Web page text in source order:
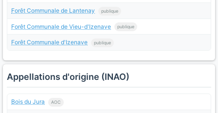
Forêt Communale de Lantenay publique
Forêt Communale de Vieu-d'Izenave publique
Forêt Communale d'Izenave publique
Appellations d'origine (INAO)
Bois du Jura AOC